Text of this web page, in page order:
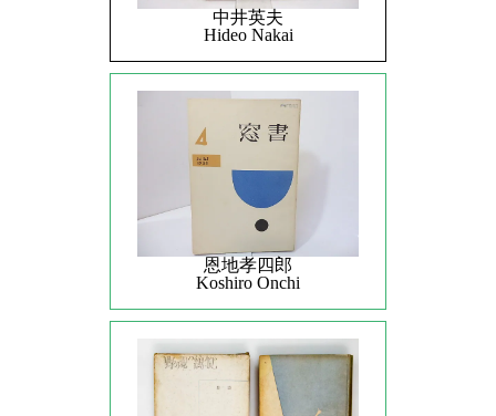
中井英夫
Hideo Nakai
恩地孝四郎
Koshiro Onchi